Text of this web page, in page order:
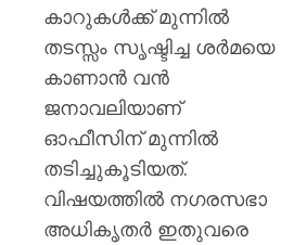
കാറുകൾക്ക് മുന്നിൽ
തടസ്സം സൃഷ്ടിച്ച ശർമയെ
കാണാൻ വൻ
ജനാവലിയാണ്
ഓഫീസിന് മുന്നിൽ
തടിച്ചുകൂടിയത്.
വിഷയത്തിൽ നഗരസഭാ
അധികൃതർ ഇതുവരെ